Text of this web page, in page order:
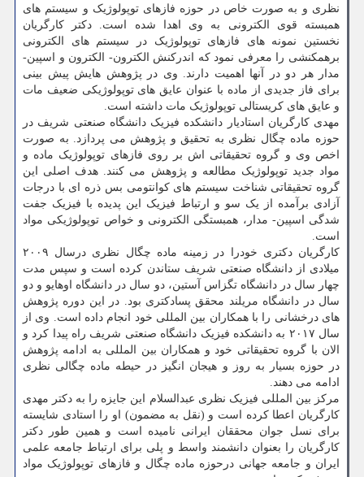
نظری و به صورت خاص در حوزه فازهای توپولوژیک و سیستم های
همبسته قوی الکترونی به وی اهدا شده است. دکتر کارگریان
نخستین نمونه های فازهای توپولوژیک در سیستم های الکترونی
برهمکنشی را معرفی نمود که اندرکنش الکترون- الکترون و اسپین-
مدار هر دو در آنها اهمیت دارند. وی در پژوهش هایش پیش بینی
برای فاز جدیدی از ماده با عنوان عایق های توپولوژیکی ضعیف مات
و عایق های کریستالی توپولوژیک مات داشته است.
مهدی کارگریان استادیار دانشکده فیزیک دانشگاه صنعتی شریف در
حوزه ماده چگال نظری به تحقیق و پژوهش می پردازد. به صورت
اخص وی و گروه تحقیقاتی اش بر روی فازهای توپولوژیک ماده و
مواد جدید توپولوژیک مطالعه و پژوهش می کنند. هدف اصلی این
گروه تحقیقاتی شناخت سیستم های کوانتومی بس ذره ای با درجات
آزادی برآمده از یک سو و ارتباط فیزیک این پدیده با فیزیک جفت
شدگی اسپین- مدار، همبستگی الکترونی و خواص توپولوژیکی مواد
است.
کارگریان دکتری خودرا در زمینه ماده چگال نظری درسال ۲۰۰۹
میلادی از دانشگاه صنعتی شریف ستاندن کرده است و سپس مدت
چهار سال در دانشگاه تگزاس آستین، دو سال در دانشگاه اوهایو و دو
سال در دانشگاه مریلند محقق پسادکتری بود. در این دوره پژوهش
های درخشانی را با همکاران بین المللی خود انجام داده است. وی از
سال ۲۰۱۷ به دانشکده فیزیک دانشگاه صنعتی شریف راه پیدا کرد و
الان با گروه تحقیقاتی خود و همکاران بین المللی به ادامه پژوهش
در حوزه بسیار به روز و هیجان انگیز در حیطه ماده چگالی نظری
ادامه می دهند.
مرکز بین المللی فیزیک نظری عبدالسلام این جایزه را به دکتر مهدی
کارگریان اعطا کرده است و (نقل به مضمون) او را استادی شایسته
برای نسل جوان محققان ایرانی نامیده است و همین طور دکتر
کارگریان را بعنوان دانشمند واسط و پلی برای ارتباط جامعه علمی
ایران و جامعه جهانی درحوزه ماده چگال و فازهای توپولوژیک مواد